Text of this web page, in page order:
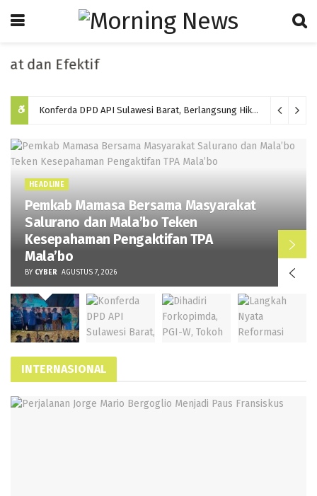
Efektif
Konferda DPD API Sulawesi Barat, Berlangsung Hikmat dan Memilih Ketua Baru Periode 2026-2031
HEADLINE
Pemkab Mamasa Bersama Masyarakat
Salurano dan Mala’bo Teken
Kesepahaman Pengaktifan TPA
Mala’bo
BY CYBER AGUSTUS 7, 2026
INTERNASIONAL